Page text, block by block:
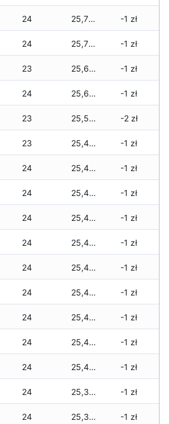
24 25,715 zł -1 zł
24 25,700 zł -1 zł
23 25,635 zł -1 zł
24 25,635 zł -1 zł
23 25,565 zł -2 zł
23 25,485 zł -1 zł
24 25,445 zł -1 zł
24 25,425 zł -1 zł
24 25,445 zł -1 zł
24 25,445 zł -1 zł
24 25,445 zł -1 zł
24 25,445 zł -1 zł
24 25,445 zł -1 zł
24 25,400 zł -1 zł
24 25,400 zł -1 zł
24 25,380 zł -1 zł
24 25,380 zł -1 zł